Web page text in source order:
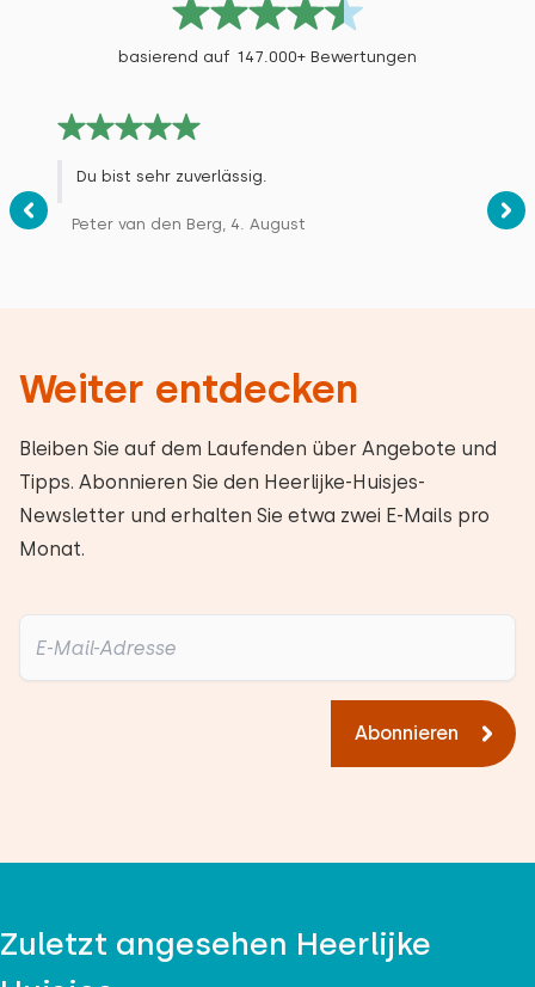
basierend auf 147.000+ Bewertungen
Du bist sehr zuverlässig.
Peter van den Berg, 4. August
Weiter entdecken
Bleiben Sie auf dem Laufenden über Angebote und
Tipps. Abonnieren Sie den Heerlijke-Huisjes-
Newsletter und erhalten Sie etwa zwei E-Mails pro
Monat.
Abonnieren
Zuletzt angesehen Heerlijke